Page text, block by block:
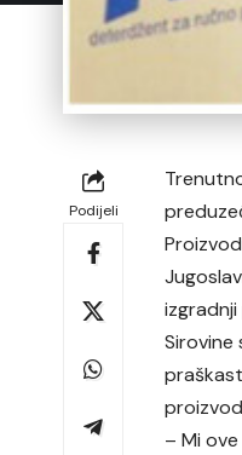
Podijeli
Sirovine
– Mi